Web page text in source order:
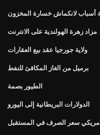
أسباب لانكماش خسارة المخزون
مزاد زهرة الهولندية على الانترنت
ولاية جورجيا عقد بيع العقارات
برميل من الغاز المكافئ للنفط
الطيور بصمة
الدولارات البريطانية إلى اليورو
الامريكي سعر الصرف في المستقبل